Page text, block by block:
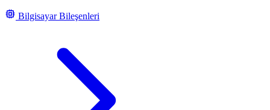
Bilgisayar Bileşenleri